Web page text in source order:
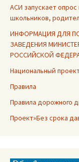
АСИ запускает
школьников,
ИНФОРМАЦИЯ ДЛЯ
ЗАВЕДЕНИЯ
РОССИЙСКОЙ
Национальный
Правила
Правила дорожного
Проект»Без срока